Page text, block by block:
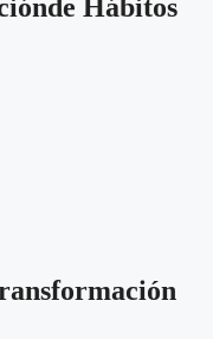
Hábitos